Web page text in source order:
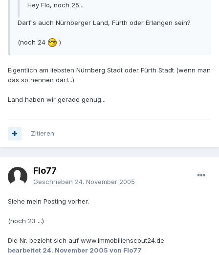
Hey Flo, noch 25...
Darf's auch Nürnberger Land, Fürth oder Erlangen sein?
(noch 24 )
Eigentlich am liebsten Nürnberg Stadt oder Fürth Stadt (wenn man
das so nennen darf...)
Land haben wir gerade genug...
Zitieren
Flo77
Geschrieben 24. November 2005
Siehe mein Posting vorher.
(noch 23 ...)
Die Nr. bezieht sich auf www.immobilienscout24.de
bearbeitet 24. November 2005 von Flo77